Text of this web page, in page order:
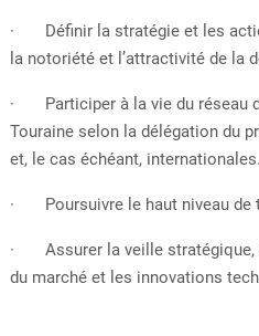
· Définir la stratégie et les
la notoriété et l’attractivité de la
· Participer à la vie du réseau
Touraine selon la délégation du
et, le cas échéant, internationales.
· Poursuivre le haut niveau de
· Assurer la veille stratégique,
du marché et les innovations